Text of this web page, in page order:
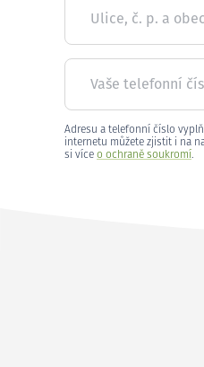
Ulice, č. p. a obec
Vaše telefonní
Adresu a telefonní číslo
internetu můžete zjistit i na
si více o ochraně soukromí.